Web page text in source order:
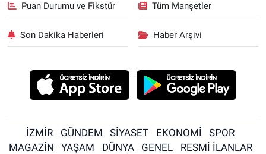
Puan Durumu ve Fikstür Tüm Manşetler
Son Dakika Haberleri Haber Arşivi
İZMİR GÜNDEM SİYASET EKONOMİ
SPOR
MAGAZİN
YAŞAM DÜNYA GENEL
RESMİ İLANLAR